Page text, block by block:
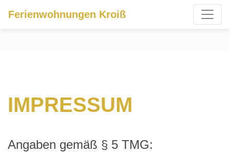
Ferienwohnungen Kroiß
IMPRESSUM
Angaben gemäß § 5 TMG: